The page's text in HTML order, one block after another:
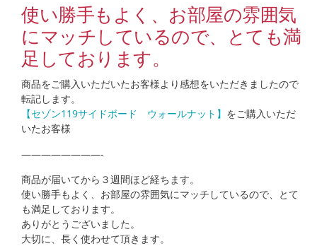
使い勝手もよく、お部屋の雰囲気
にマッチしているので、とても満
足しております。
商品をご購入いただいたお客様より感想をいただきましたので
転記します。
【セゾン119サイドボード ウォールナット】 をご購入いただ
いたお客様
————————-
商品が届いてから３週間ほど経ちます。
使い勝手もよく、お部屋の雰囲気にマッチしているので、とて
も満足しております。
ありがとうございました。
大切に、長く使わせて頂きます。